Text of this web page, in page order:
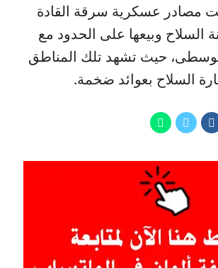
مصادر عسكرية سرقة القادة
السلاح وبيعها على الحدود مع
حيث تشهد تلك المناطق
السلاح بعوائد ضخمة.